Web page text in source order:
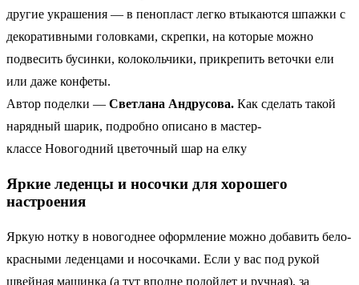
другие украшения — в пенопласт легко втыкаются шпажки с
декоративными головками, скрепки, на которые можно
подвесить бусинки, колокольчики, прикрепить веточки ели
или даже конфеты.
Автор поделки — Светлана Андрусова. Как сделать такой
нарядный шарик, подробно описано в мастер-
классе Новогодний цветочный шар на елку
Яркие леденцы и носочки для хорошего
настроения
Яркую нотку в новогоднее оформление можно добавить бело-
красными леденцами и носочками. Если у вас под рукой
швейная машинка (а тут вполне подойдет и ручная), за